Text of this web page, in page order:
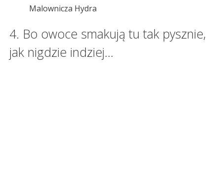
Malownicza Hydra
4. Bo owoce smakują tu tak pysznie,
jak nigdzie indziej…